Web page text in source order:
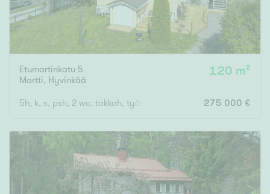
Etumartinkatu 5
Martti, Hyvinkää
120 m²
5h, k, s, psh, 2 wc, takkah, työh. 275 000 €